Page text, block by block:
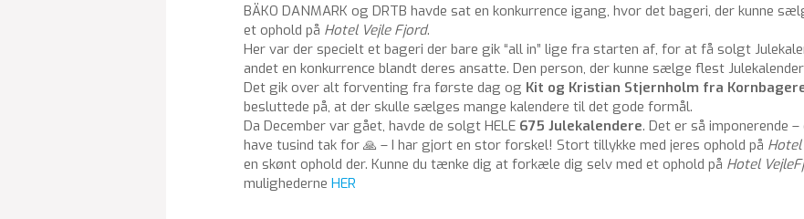
BÄKO DANMARK og DRTB havde sat en konkurrence igang, hvor det bageri, der kunne
et ophold på Hotel Vejle Fjord.
Her var der specielt et bageri der bare gik “all in” lige fra starten af, for at få solgt
andet en konkurrence blandt deres ansatte. Den person, der kunne sælge flest
Det gik over alt forventing fra første dag og Kit og Kristian Stjernholm fra
besluttede på, at der skulle sælges mange kalendere til det gode formål.
Da December var gået, havde de solgt HELE 675 Julekalendere. Det er så imponerende
have tusind tak for 🙏 – I har gjort en stor forskel! Stort tillykke med jeres ophold på
en skønt ophold der. Kunne du tænke dig at forkæle dig selv med et ophold på Hotel
mulighederne HER